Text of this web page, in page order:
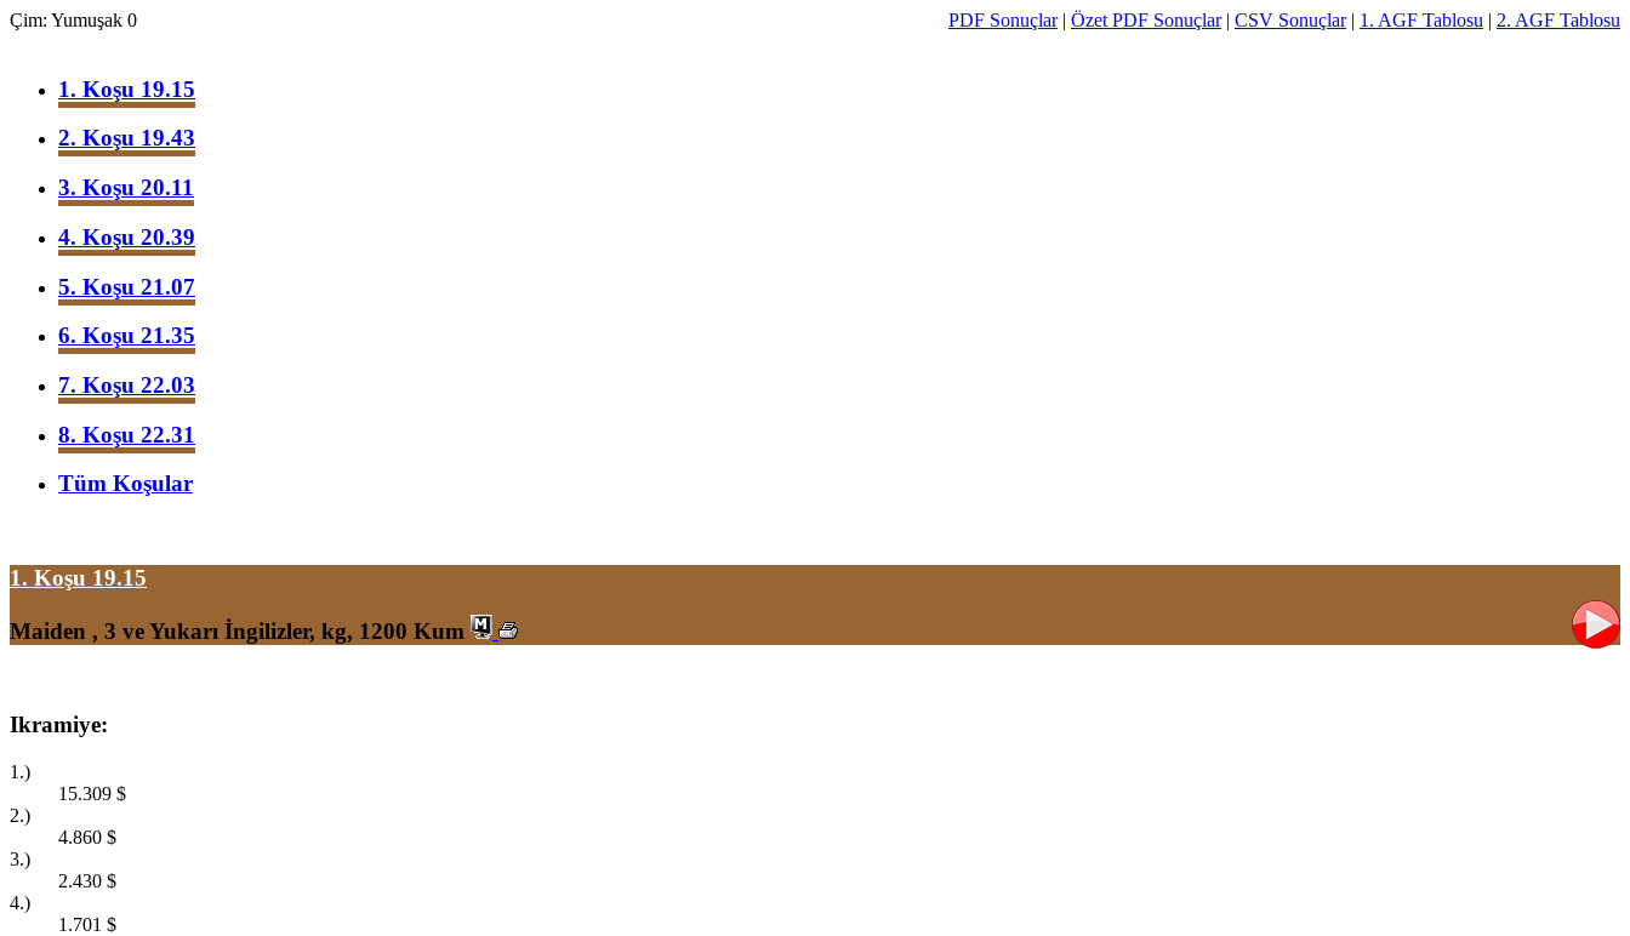
Çim: Yumuşak 0 PDF Sonuçlar| Özet PDF Sonuçlar| CSV Sonuçlar| 1. AGF Tablosu | 2. AGF Tablosu
1. Koşu 19.15
2. Koşu 19.43
3. Koşu 20.11
4. Koşu 20.39
5. Koşu 21.07
6. Koşu 21.35
7. Koşu 22.03
8. Koşu 22.31
Tüm Koşular
1. Koşu 19.15
Maiden , 3 ve Yukarı İngilizler, kg, 1200 Kum
Ikramiye:
1.)
15.309 $
2.)
4.860 $
3.)
2.430 $
4.)
1.701 $